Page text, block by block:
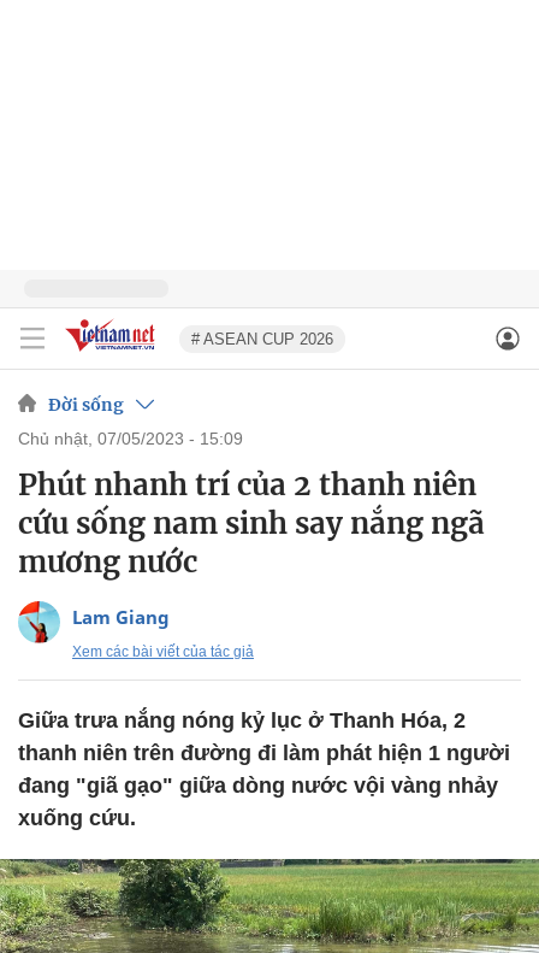
# ASEAN CUP 2026
Đời sống
chủ nhật, 07/05/2023 - 15:09
Phút nhanh trí của 2 thanh niên
cứu sống nam sinh say nắng ngã
mương nước
Lam Giang
Xem các bài viết của tác giả
Giữa trưa nắng nóng kỷ lục ở Thanh Hóa, 2
thanh niên trên đường đi làm phát hiện 1 người
đang "giã gạo" giữa dòng nước vội vàng nhảy
xuống cứu.